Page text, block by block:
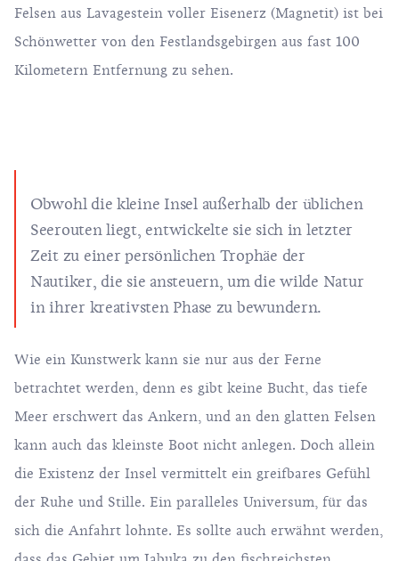
Felsen aus Lavagestein voller Eisenerz (Magnetit) ist bei
Schönwetter von den Festlandsgebirgen aus fast 100
Kilometern Entfernung zu sehen.
Obwohl die kleine Insel außerhalb der üblichen
Seerouten liegt, entwickelte sie sich in letzter
Zeit zu einer persönlichen Trophäe der
Nautiker, die sie ansteuern, um die wilde Natur
in ihrer kreativsten Phase zu bewundern.
Wie ein Kunstwerk kann sie nur aus der Ferne
betrachtet werden, denn es gibt keine Bucht, das tiefe
Meer erschwert das Ankern, und an den glatten Felsen
kann auch das kleinste Boot nicht anlegen. Doch allein
die Existenz der Insel vermittelt ein greifbares Gefühl
der Ruhe und Stille. Ein paralleles Universum, für das
sich die Anfahrt lohnte. Es sollte auch erwähnt werden,